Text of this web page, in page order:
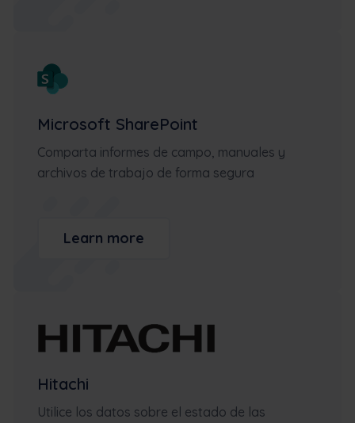
Microsoft SharePoint
Comparta informes de campo, manuales y
archivos de trabajo de forma segura
Learn more
Hitachi
Utilice los datos sobre el estado de las